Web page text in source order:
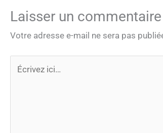
Laisser un commentaire
Votre adresse e-mail ne sera pas